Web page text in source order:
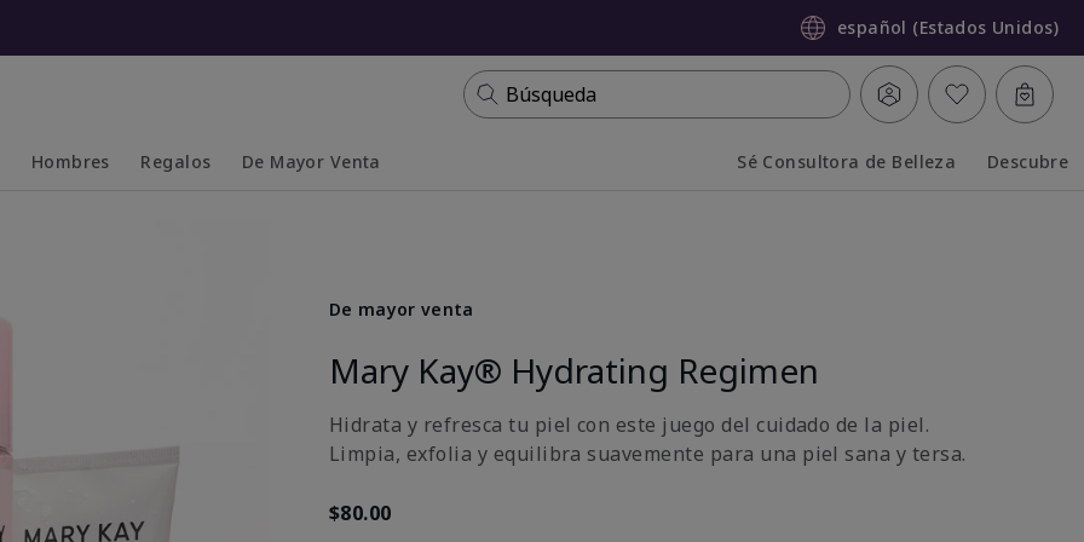
español (Estados Unidos)
Búsqueda
Hombres Regalos De Mayor Venta Sé Consultora de Belleza Descubre
De mayor venta
Mary Kay® Hydrating Regimen
Hidrata y refresca tu piel con este juego del cuidado de la piel.
Limpia, exfolia y equilibra suavemente para una piel sana y tersa.
$80.00